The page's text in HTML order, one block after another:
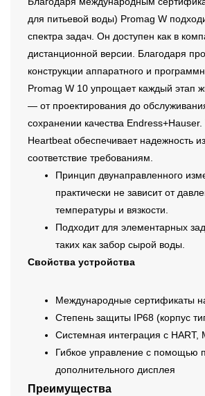
для питьевой воды) Promag W
спектра задач. Он доступен как в
дистанционной версии. Благодаря
конструкции аппаратного и
Promag W 10 упрощает каждый этап
— от проектирования до
сохранении качества Endress+Hauser.
Heartbeat обеспечивает надежность
соответствие требованиям.
Принцип двунаправленного
практически не зависит от
температуры и вязкости.
Подходит для элементарных
таких как забор сырой воды.
Свойства устройства
Международные сертификаты
Степень защиты IP68 (корпус
Системная интеграция с HART,
Гибкое управление с помощью
дополнительного дисплея
Преимущества